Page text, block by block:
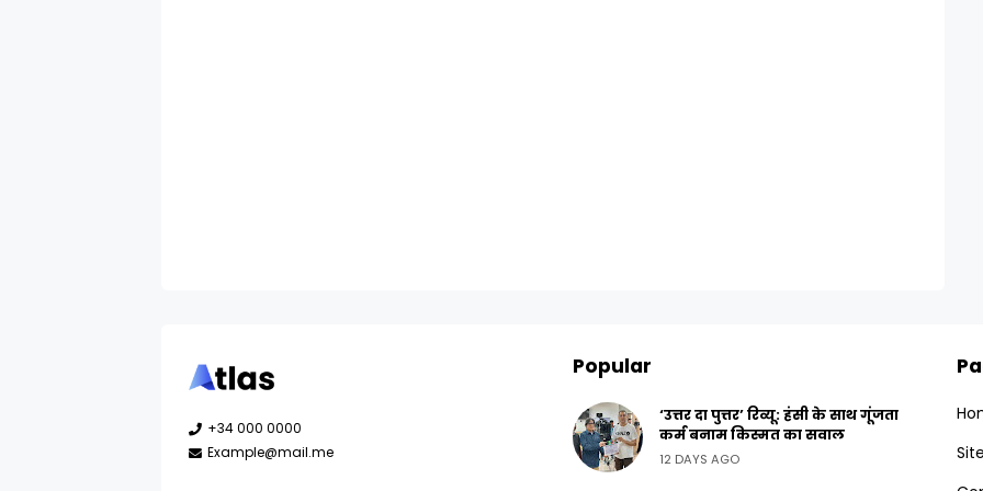
+34 000 0000
Example@mail.me
Popular
‘उत्तर दा पुत्तर’ रिव्यू: हंसी के साथ गूंजता
कर्म बनाम किस्मत का सवाल
12 DAYS AGO